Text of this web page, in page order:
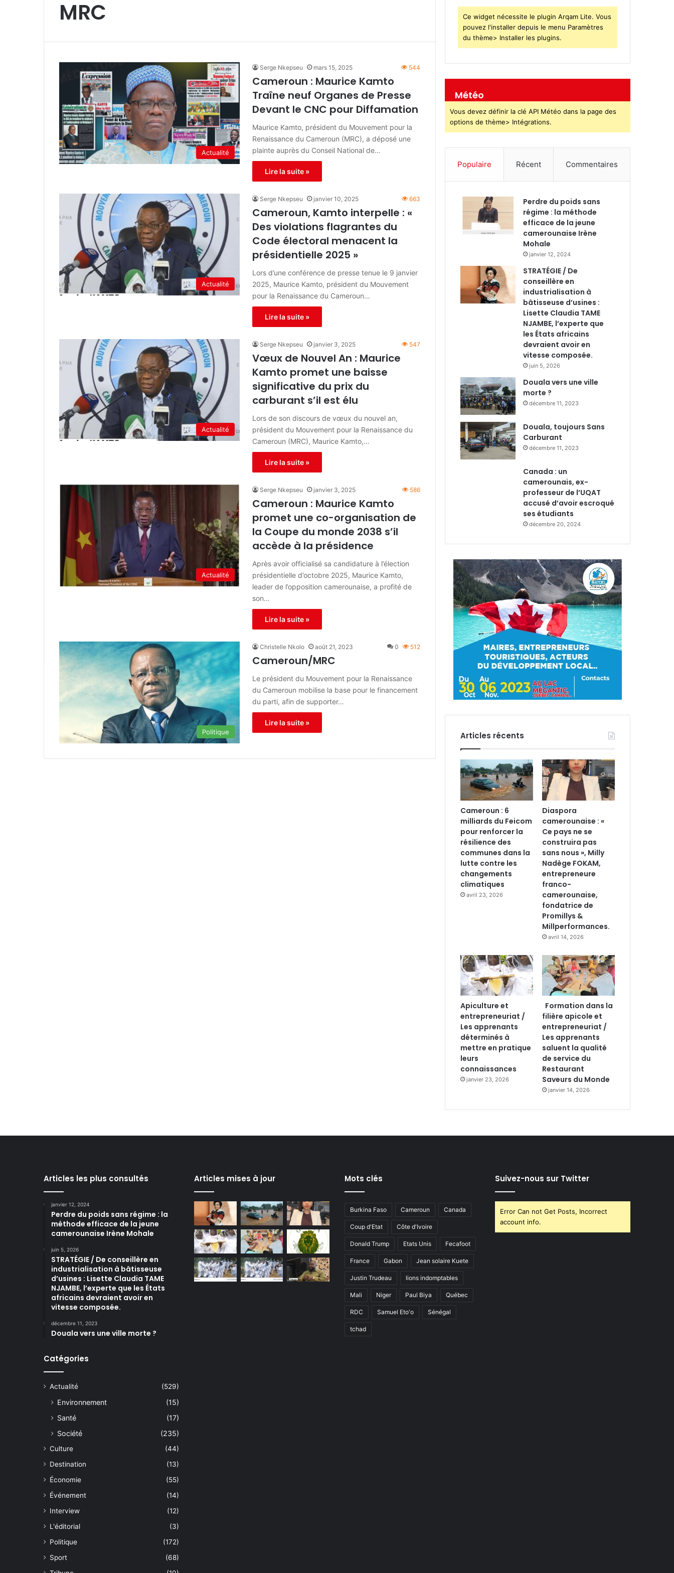
MRC
Actualité
Serge Nkepseu mars 15, 2025 544
Cameroun : Maurice Kamto
Traîne neuf Organes de Presse
Devant le CNC pour Diffamation
Maurice Kamto, président du Mouvement pour la
Renaissance du Cameroun (MRC), a déposé une
plainte auprès du Conseil National de…
Lire la suite »
Actualité
Serge Nkepseu janvier 10, 2025 663
Cameroun, Kamto interpelle : «
Des violations flagrantes du
Code électoral menacent la
présidentielle 2025 »
Lors d’une conférence de presse tenue le 9 janvier
2025, Maurice Kamto, président du Mouvement
pour la Renaissance du Cameroun…
Lire la suite »
Actualité
Serge Nkepseu janvier 3, 2025 547
Vœux de Nouvel An : Maurice
Kamto promet une baisse
significative du prix du
carburant s’il est élu
Lors de son discours de vœux du nouvel an,
président du Mouvement pour la Renaissance du
Cameroun (MRC), Maurice Kamto,…
Lire la suite »
Actualité
Serge Nkepseu janvier 3, 2025 586
Cameroun : Maurice Kamto
promet une co-organisation de
la Coupe du monde 2038 s’il
accède à la présidence
Après avoir officialisé sa candidature à l’élection
présidentielle d’octobre 2025, Maurice Kamto,
leader de l’opposition camerounaise, a profité de
son…
Lire la suite »
Politique
Christelle Nkolo août 21, 2023 0 512
Cameroun/MRC
Le président du Mouvement pour la Renaissance
du Cameroun mobilise la base pour le financement
du parti, afin de supporter…
Lire la suite »
Ce widget nécessite le plugin Arqam Lite. Vous
pouvez l'installer depuis le menu Paramètres
du thème> Installer les plugins.
Météo
Vous devez définir la clé API Météo dans la page des
options de thème> Intégrations.
Populaire Récent Commentaires
Perdre du poids sans
régime : la méthode
efficace de la jeune
camerounaise Irène
Mohale
janvier 12, 2024
STRATÉGIE / De
conseillère en
industrialisation à
bâtisseuse d’usines :
Lisette Claudia TAME
NJAMBE, l’experte que
les États africains
devraient avoir en
vitesse composée.
juin 5, 2026
Douala vers une ville
morte ?
décembre 11, 2023
Douala, toujours Sans
Carburant
décembre 11, 2023
Canada : un
camerounais, ex-
professeur de l’UQAT
accusé d’avoir escroqué
ses étudiants
décembre 20, 2024
Articles récents
Cameroun : 6
milliards du Feicom
pour renforcer la
résilience des
communes dans la
lutte contre les
changements
climatiques
avril 23, 2026
Diaspora
camerounaise : «
Ce pays ne se
construira pas
sans nous », Milly
Nadège FOKAM,
entrepreneure
franco-
camerounaise,
fondatrice de
Promillys &
Millperformances.
avril 14, 2026
Apiculture et
entrepreneuriat /
Les apprenants
déterminés à
mettre en pratique
leurs
connaissances
janvier 23, 2026
Formation dans la
filière apicole et
entrepreneuriat /
Les apprenants
saluent la qualité
de service du
Restaurant
Saveurs du Monde
janvier 14, 2026
Articles les plus consultés
janvier 12, 2024
Perdre du poids sans régime : la
méthode efficace de la jeune
camerounaise Irène Mohale
juin 5, 2026
STRATÉGIE / De conseillère en
industrialisation à bâtisseuse
d’usines : Lisette Claudia TAME
NJAMBE, l’experte que les États
africains devraient avoir en
vitesse composée.
décembre 11, 2023
Douala vers une ville morte ?
Catégories
Actualité (529)
Environnement
(15)
Santé
(17)
Société
(235)
Culture
(44)
Destination
(13)
Économie
(55)
Événement
(14)
Interview
(12)
L'éditorial
(3)
Politique
(172)
Sport
(68)
Articles mises à jour Mots clés
Burkina Faso Cameroun Canada
Coup d'Etat Côte d'Ivoire
Donald Trump Etats Unis Fecafoot
France Gabon Jean solaire Kuete
Justin Trudeau lions indomptables
Mali Niger Paul Biya Québec
RDC Samuel Eto'o Sénégal
tchad
Suivez-nous sur Twitter
Error Can not Get Posts, Incorrect
account info.